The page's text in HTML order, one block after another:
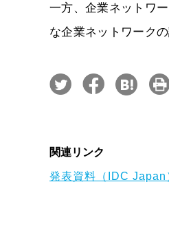
一方、企業ネットワ
な企業ネットワーク
関連リンク
発表資料（IDC Japan